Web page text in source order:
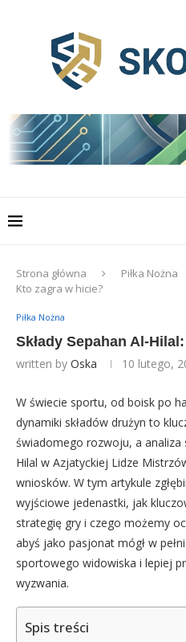
Strona główna Piłka Nożna
Kto zagra w hicie?
Piłka Nożna
Składy Sepahan Al-
written by Oska 10 lutego,
W świecie sportu, od boisk po
dynamiki składów drużyn to
świadomego rozwoju, a analiza
Hilal w Azjatyckiej Lidze
wniosków. W tym artykule
wyjściowe jedenastki, jak
strategię gry i czego możemy
abyś jako pasjonat mógł w
sportowego widowiska i lepiej
wyzwania.
Spis treści